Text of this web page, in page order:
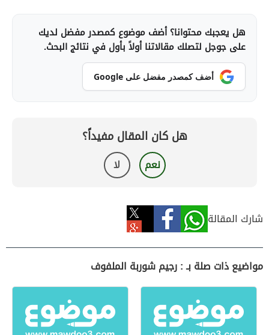
هل يعجبك محتوانا؟ أضف موضوع كمصدر مفضل لديك
على جوجل لتصلك مقالاتنا أولاً بأول في نتائج البحث.
أضف كمصدر مفضل على Google
هل كان المقال مفيداً؟
نعم لا
شارك المقالة
مواضيع ذات صلة بـ : رجيم شوربة الملفوف